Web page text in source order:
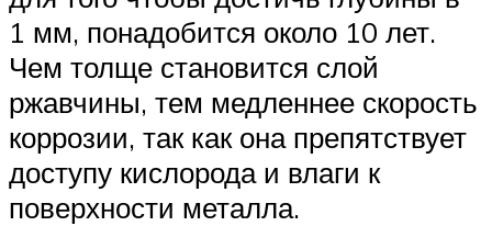
1 мм, понадобится около 10 лет.
Чем толще становится слой
ржавчины, тем медленнее скорость
коррозии, так как она препятствует
доступу кислорода и влаги к
поверхности металла.